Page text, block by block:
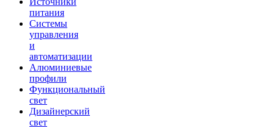
питания
Системы
управления
и
автоматизации
Алюминиевые
профили
Функциональный
свет
Дизайнерский
свет